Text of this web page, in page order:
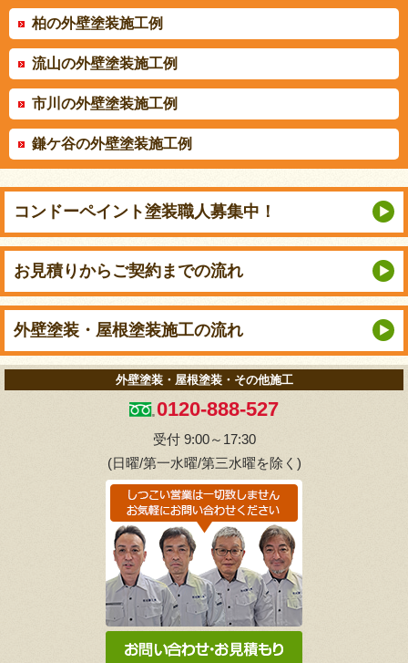
柏の外壁塗装施工例
流山の外壁塗装施工例
市川の外壁塗装施工例
鎌ケ谷の外壁塗装施工例
コンドーペイント塗装職人募集中！
お見積りから ご契約までの流れ
外壁塗装・屋根塗装施工の流れ
外壁塗装・屋根塗装・その他施工
0120-888-527
受付 9:00～17:30
(日曜/第一水曜/第三水曜を除く)